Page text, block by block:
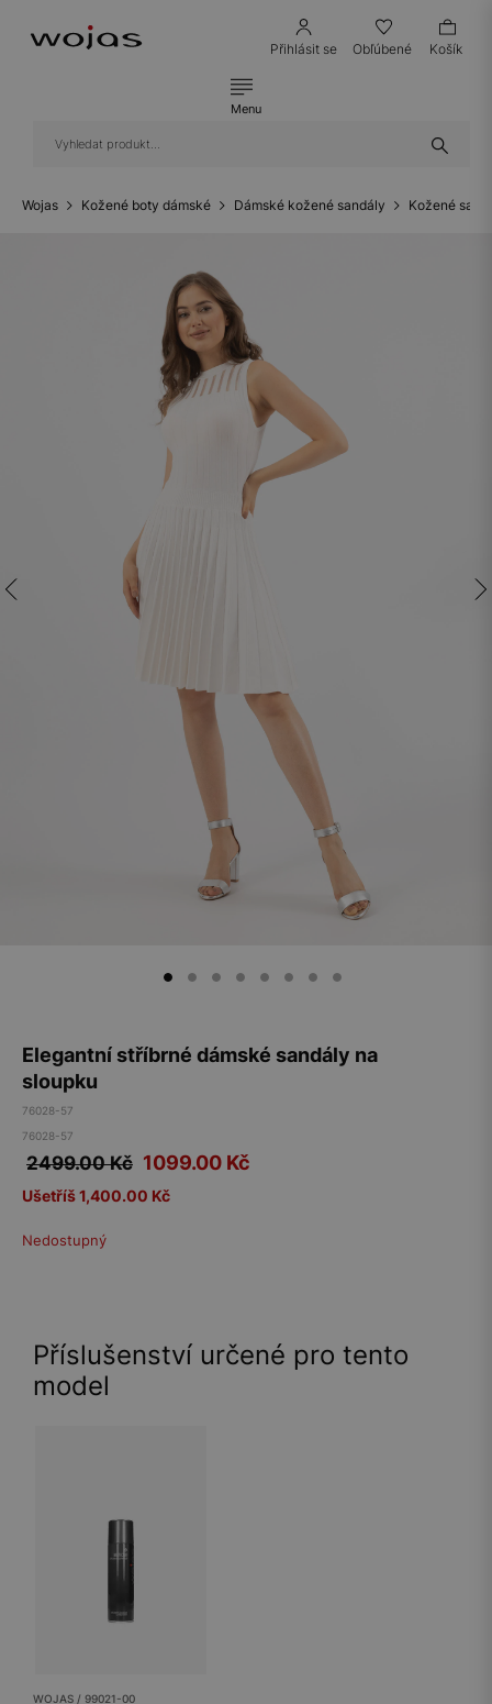
Přihlásit se Obľúbené Košík
Menu
Wojas Kožené boty dámské Dámské kožené sandály Kožené
Elegantní stříbrné dámské sandály na
sloupku
76028-57
76028-57
2499.00 Kč 1099.00 Kč
Ušetříš 1,400.00 Kč
Nedostupný
Příslušenství určené pro tento
model
WOJAS / 99021-00